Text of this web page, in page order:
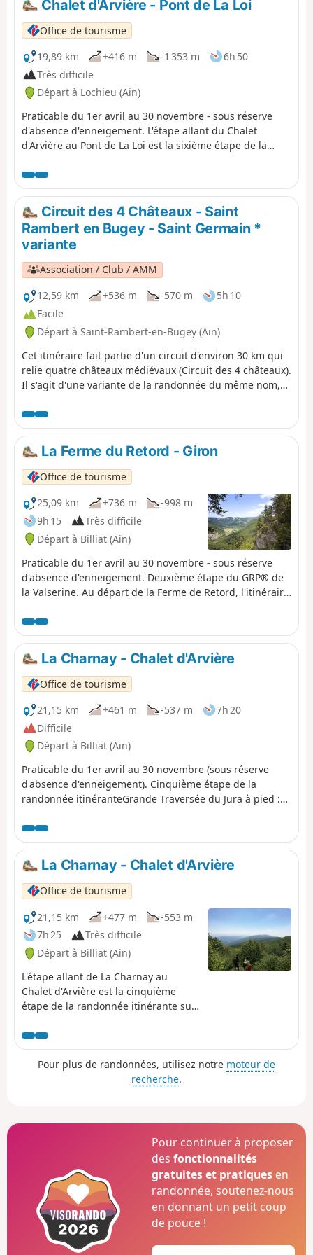
correspond à la seconde moitié de l'itinéraire.
Chalet d'Arvière - Pont de La Loi
Office de tourisme
19,89 km
+416 m -1 353 m
6h 50
Très difficile
Départ à Lochieu (Ain)
Praticable du 1er avril au 30 novembre - sous réserve
d'absence d'enneigement. L'étape allant du Chalet
d'Arvière au Pont de La Loi est la sixième étape de la
Mijoux". Le GR®9 entre dans le département de l’Ain par
Mijoux, avant de suivre les crêtes spectaculaires des
Monts-Jura, en passant par le Crêt de la Neige, point
culminant du massif. Il descend ensuite vers Bellegarde-
sur-Valserine, traverse le plateau de Retord puis franchit
le Grand Colombier. Le sentier poursuit son itinéraire
jusqu’à Culoz et la vallée du Rhône, avant de quitter l’Ain
pour rejoindre la Savoie et de continuer sa route vers le
Sud.
Circuit des 4 Châteaux - Saint
Rambert en Bugey - Saint Germain *
variante
Association / Club / AMM
12,59 km
+536 m -570 m
5h 10
Facile
Départ à Saint-Rambert-en-Bugey (Ain)
Cet itinéraire fait partie d'un circuit d'environ 30 km qui
relie quatre châteaux médiévaux (Circuit des 4 châteaux).
Il s'agit d'une variante de la randonnée du même nom,
La Ferme du Retord - Giron
Office de tourisme
25,09 km
+736 m
-998 m
9h 15
Très difficile
Départ à Billiat (Ain)
Praticable du 1er avril au 30 novembre - sous réserve
d'absence d'enneigement. Deuxième étape du GRP® de
la Valserine. Au départ de la Ferme de Retord, l'itinéraire
d'amorcer la descente vers Lalleyriat, avec un point de
vue sur l'Autoroute des Titans. À Saint-Germain-de-Joux,
un détour s'impose pour découvrir les impressionnantes
Marmites de Géant, creusées par la Semine. L'étape
s'achève sur le versant nord, à Giron.
La Charnay - Chalet d'Arvière
Office de tourisme
21,15 km
+461 m -537 m
7h 20
Difficile
Départ à Billiat (Ain)
Praticable du 1er avril au 30 novembre (sous réserve
d'absence d'enneigement). Cinquième étape de la
randonnée itinéranteGrande Traversée du Jura à pied :
Mandeure (Doubs) à Culoz (Ain) en 15 à 20 jours,
traversant les Montagnes du Jura et le Parc naturel
régional du Haut-Jura. Le parcours proposé ici
correspond à la seconde moitié de l'itinéraire.
La Charnay - Chalet d'Arvière
Office de tourisme
21,15 km
+477 m
-553 m
7h 25
Très difficile
Départ à Billiat (Ain)
L'étape allant de La Charnay au
Chalet d'Arvière est la cinquième
étape de la randonnée itinérante sur
GR®9 entre dans le département de
l’Ain par Mijoux, avant de suivre les
crêtes spectaculaires des Monts-Jura,
en passant par le Crêt de la Neige,
Valserine, traverse le plateau de
Retord puis franchit le Grand
Colombier. Le sentier poursuit son
itinéraire jusqu’à Culoz et la vallée du
Rhône, avant de quitter l’Ain pour
rejoindre la Savoie et continuer sa
route vers le Sud. Une partie du
parcours traverse la Réserve
Naturelle Nationale de la Haute
Pour plus de randonnées, utilisez notre moteur de
recherche.
Pour continuer à proposer
desfonctionnalités
gratuites et pratiques en
randonnée, soutenez-nous
en donnant un petit coup
de pouce !